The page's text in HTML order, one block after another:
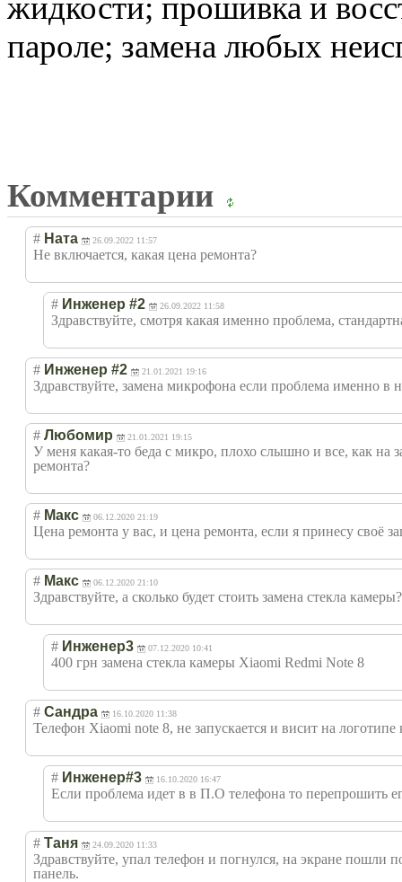
пароле; замена любых
Комментарии
# Ната 26.09.2022 11:57
Не включается, какая цена ремонта?
# Инженер #2 26.09.2022 11:58
Здравствуйте, смотря какая именно проблема,
# Инженер #2 21.01.2021 19:16
Здравствуйте, замена микрофона если проблема именно в
# Любомир 21.01.2021 19:15
У меня какая-то беда с микро, плохо слышно и все, как на
ремонта?
# Макс 06.12.2020 21:19
Цена ремонта у вас, и цена ремонта, если я принесу своё
# Макс 06.12.2020 21:10
Здравствуйте, а сколько будет стоить замена стекла камеры?
# Инженер3 07.12.2020 10:41
400 грн замена стекла камеры Xiaomi Redmi Note 8
# Сандра 16.10.2020 11:38
Телефон Xiaomi note 8, не запускается и висит на
# Инженер#3 16.10.2020 16:47
Если проблема идет в в П.О телефона то перепрошить
# Таня 24.09.2020 11:33
Здравствуйте, упал телефон и погнулся, на экране пошли
панель.